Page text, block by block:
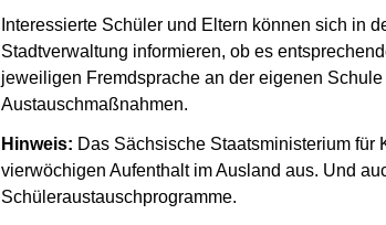
Interessierte Schüler und Eltern können sich in
Stadtverwaltung informieren, ob es
jeweiligen Fremdsprache an der eigenen
Austauschmaßnahmen.
Hinweis: Das Sächsische Staatsministerium
vierwöchigen Aufenthalt im Ausland aus. Und
Schüleraustauschprogramme.